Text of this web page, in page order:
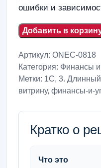
ошибки и
Добавить в
Артикул: ONEC-0818
Категория: Финансы и
Метки: 1С, 3. Длинный
витрину, финансы-и-
Кратко о
Что это